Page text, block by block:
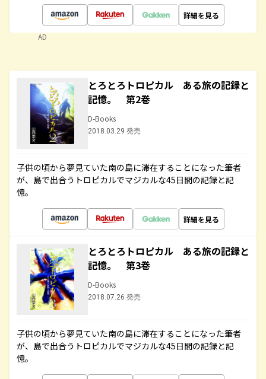
詳細を見る
AD
とろとろトロピカル ある旅の記録と
記憶。 第2巻
D-Books
2018.03.29 発売
子供の頃から夢見ていた南の島に滞在することになった筆者
が、島で出合うトロピカルでマジカルな45日間の記録と記
憶。
詳細を見る
とろとろトロピカル ある旅の記録と
記憶。 第3巻
D-Books
2018.07.26 発売
子供の頃から夢見ていた南の島に滞在することになった筆者
が、島で出合うトロピカルでマジカルな45日間の記録と記
憶。